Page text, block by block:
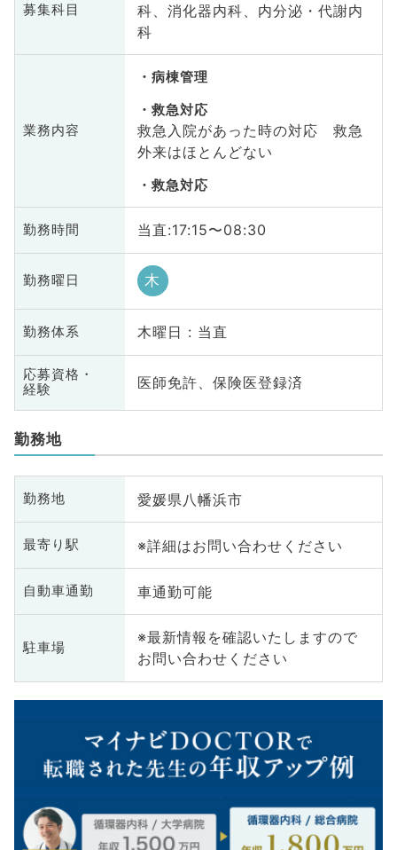
募集科目
科、消化器内科、内分泌・代謝内
科
業務内容
病棟管理
救急対応
救急入院があった時の対応 救急
外来はほとんどない
救急対応
勤務時間 当直:17:15〜08:30
勤務曜日 木
勤務体系 木曜日 : 当直
応募資格・
経験
医師免許、保険医登録済
勤務地
勤務地 愛媛県八幡浜市
最寄り駅 ※詳細はお問い合わせください
自動車通勤 車通勤可能
駐車場
※最新情報を確認いたしますので
お問い合わせください